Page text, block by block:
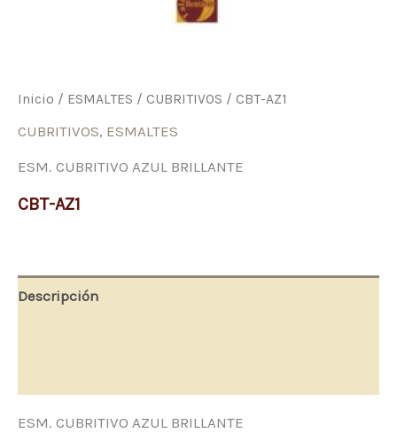
Inicio / ESMALTES / CUBRITIVOS / CBT-AZ1
CUBRITIVOS, ESMALTES
ESM. CUBRITIVO AZUL BRILLANTE
CBT-AZ1
Descripción
ESM. CUBRITIVO AZUL BRILLANTE